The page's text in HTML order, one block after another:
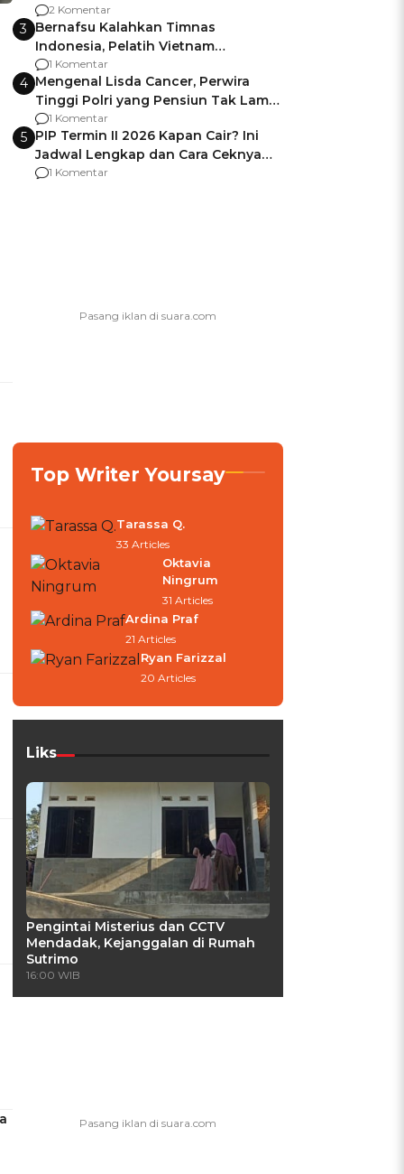
Pemalang
2 Komentar
3 Bernafsu Kalahkan Timnas
Indonesia, Pelatih Vietnam
Berencana Pakai Jimat di Pakansari
1 Komentar
4 Mengenal Lisda Cancer, Perwira
Tinggi Polri yang Pensiun Tak Lama
Usai Jadi Brigjen
1 Komentar
5 PIP Termin II 2026 Kapan Cair? Ini
Jadwal Lengkap dan Cara Ceknya
agar Dana Tidak Hangus!
1 Komentar
Top Writer Yoursay
Tarassa Q.
33 Articles
Oktavia
Ningrum
31 Articles
Ardina Praf
21 Articles
Ryan Farizzal
20 Articles
Liks
Pengintai Misterius dan CCTV
Mendadak, Kejanggalan di Rumah
Sutrimo
16:00 WIB